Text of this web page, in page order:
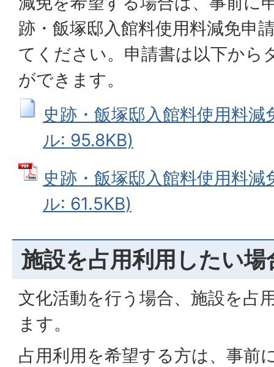
跡・飯塚邸入館料使用料減免申
てください。申請書は以下から
ができます。
史跡・飯塚邸入館料使用料
ル: 95.8KB)
史跡・飯塚邸入館料使用料
ル: 61.5KB)
施設を占用利用したい場
文化活動を行う場合、施設を占
ます。
占用利用を希望する方は、事前